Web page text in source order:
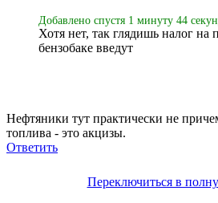
Добавлено спустя 1 минуту 44
Хотя нет, так глядишь налог на
бензобаке введут
Нефтяники тут практически не
топлива - это акцизы.
Ответить
Переключиться в